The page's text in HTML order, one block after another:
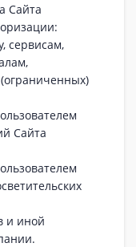
Сайта
сервисам,
Сайта
и иной